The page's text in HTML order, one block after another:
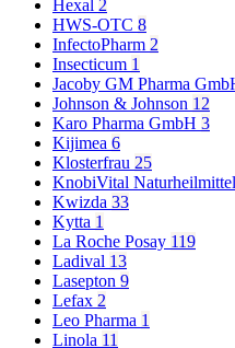
Hexal 2
HWS-OTC 8
InfectoPharm 2
Insecticum 1
Jacoby GM Pharma
Johnson & Johnson 12
Karo Pharma GmbH 3
Kijimea 6
Klosterfrau 25
KnobiVital
Kwizda 33
Kytta 1
La Roche Posay 119
Ladival 13
Lasepton 9
Lefax 2
Leo Pharma 1
Linola 11